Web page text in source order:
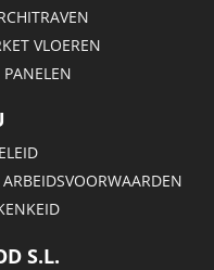
VLOEREN
S.L.